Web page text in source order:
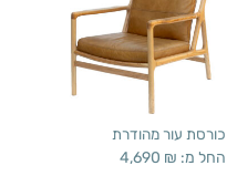
כורסת עור מהודרת
החל מ: 4,690 ₪